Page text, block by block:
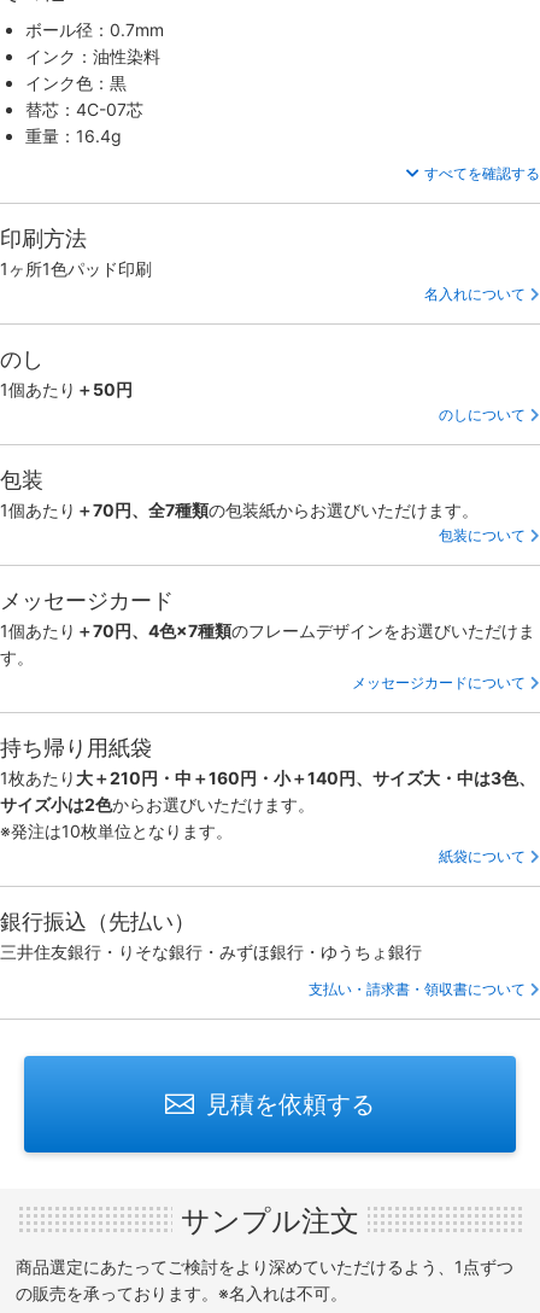
ボール径：0.7mm
インク：油性染料
インク色：黒
替芯：4C-07芯
重量：16.4g
すべてを確認する
印刷方法
1ヶ所1色パッド印刷
名入れについて
のし
1個あたり ＋50円
のしについて
包装
1個あたり ＋70円、全7種類の包装紙からお選びいただけます。
包装について
メッセージカード
1個あたり ＋70円、4色×7種類のフレームデザインをお選びいただけま
す。
メッセージカードについて
持ち帰り用紙袋
1枚あたり 大＋210円・中＋160円・小＋140円、サイズ大・中は3色、
サイズ小は2色からお選びいただけます。
※発注は10枚単位となります。
紙袋について
銀行振込（先払い）
三井住友銀行・りそな銀行・みずほ銀行・ゆうちょ銀行
支払い・請求書・領収書について
見積を依頼する
サンプル注文
商品選定にあたってご検討をより深めていただけるよう、1点ずつ
の販売を承っております。※名入れは不可。